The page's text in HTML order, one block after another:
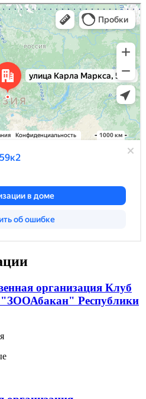
организация Клуб
Республики